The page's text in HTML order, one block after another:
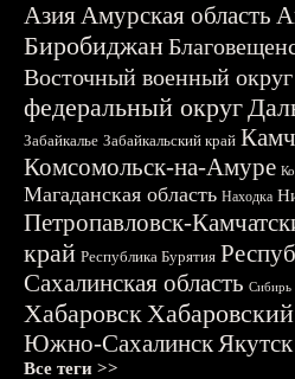
АзияАмурская область
Биробиджан
Восточный военный округ
федеральный округ
Забайкалье Забайкальский край
Комсомольск-на-Амуре
Магаданская область Находка
Петропавловск-
край Республика Бурятия
Сахалинская область Сибирь
Хабаровск
Южно-СахалинскЯкутск
Все теги >>